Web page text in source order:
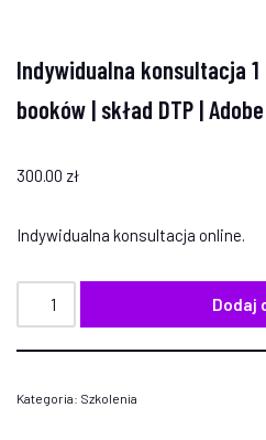
Indywidualna konsultacja
booków | skład DTP |
300.00 zł
Indywidualna konsultacja online.
Dodaj
Kategoria: Szkolenia